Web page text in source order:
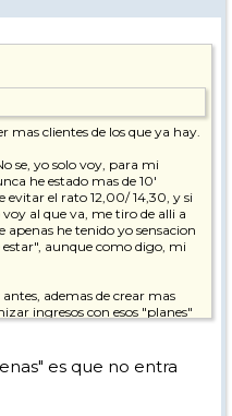
mas clientes de los que ya hay.
se, yo solo voy, para mi
he estado mas de 10'
evitar el rato 12,00/ 14,30, y si
al que va, me tiro de alli a
apenas he tenido yo sensacion
aunque como digo, mi
ademas de crear mas
ingresos con esos "planes"
es que no entra